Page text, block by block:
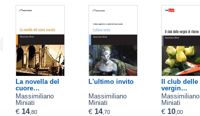
La novella del
cuore…
Massimiliano
Miniati
€ 14,80
L'ultimo invito
Massimiliano
Miniati
€ 14,70
Il club delle
vergin…
Massimiliano
Miniati
€ 10,00